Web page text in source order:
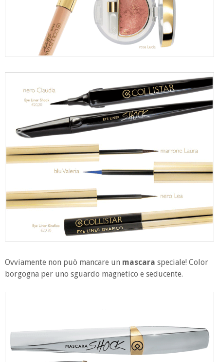
Ovviamente non può mancare un mascara speciale! Color
borgogna per uno sguardo magnetico e seducente.